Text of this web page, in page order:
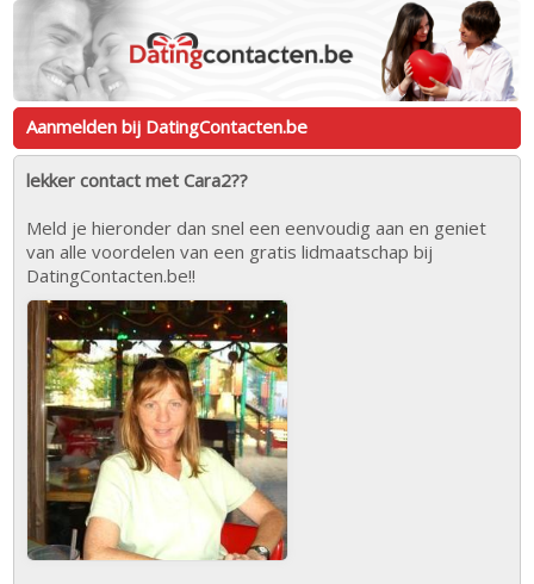
Aanmelden bij DatingContacten.be
lekker contact met Cara2??
Meld je hieronder dan snel een eenvoudig aan en geniet
van alle voordelen van een gratis lidmaatschap bij
DatingContacten.be!!